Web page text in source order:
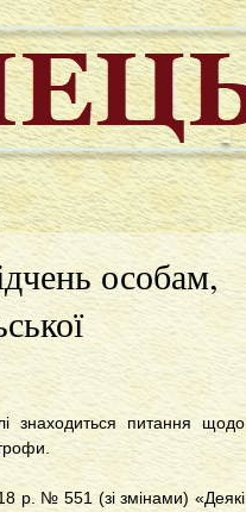
особам,
знаходиться питання щодо
р. № 551 (зі змінами) «Деякі